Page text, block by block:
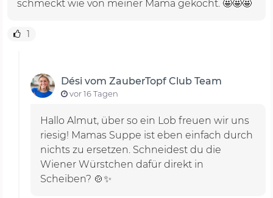
Thermomix®
Video zum Rezept für Kartoffelsuppe angeschaut?
schmeckt wie von meiner Mama gekocht. 🤩🤩🤩
1
Dési vom ZauberTopf Club Team
vor 16 Tagen
Hallo Almut, über so ein Lob freuen wir uns
riesig! Mamas Suppe ist eben einfach durch
nichts zu ersetzen. Schneidest du die
Wiener Würstchen dafür direkt in
Scheiben? 🍲✨